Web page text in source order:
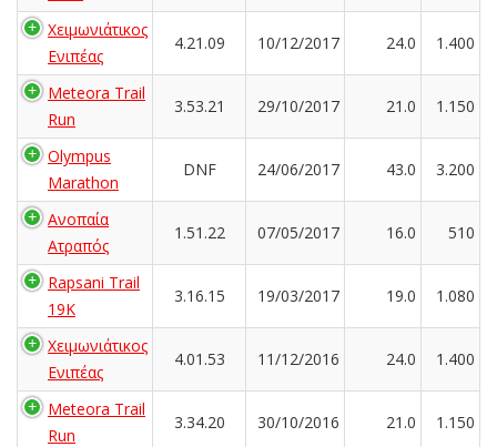
Χειμωνιάτικος
Ενιπέας
4.21.09 10/12/2017 24.0 1.400
Meteora Trail
Run
3.53.21 29/10/2017 21.0 1.150
Olympus
Marathon
DNF 24/06/2017 43.0 3.200
Ανοπαία
Ατραπός
1.51.22 07/05/2017 16.0 510
Rapsani Trail
19K
3.16.15 19/03/2017 19.0 1.080
Χειμωνιάτικος
Ενιπέας
4.01.53 11/12/2016 24.0 1.400
Meteora Trail
Run
3.34.20 30/10/2016 21.0 1.150